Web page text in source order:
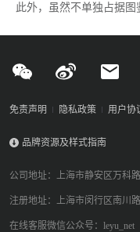
此外，虽然不单独占据图
免责声明 隐私政策 用户协
品牌资源及样式指南
公司地址：上海市静安区万科
注册地址：上海市闵行区南川
在线客服微信公众号：leyu_net